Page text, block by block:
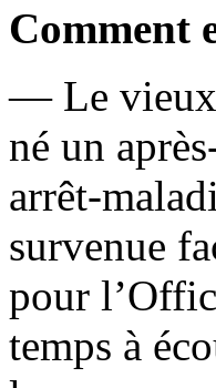
Comment
— Le vieux
né un
arrêt-
survenue
pour
temps à